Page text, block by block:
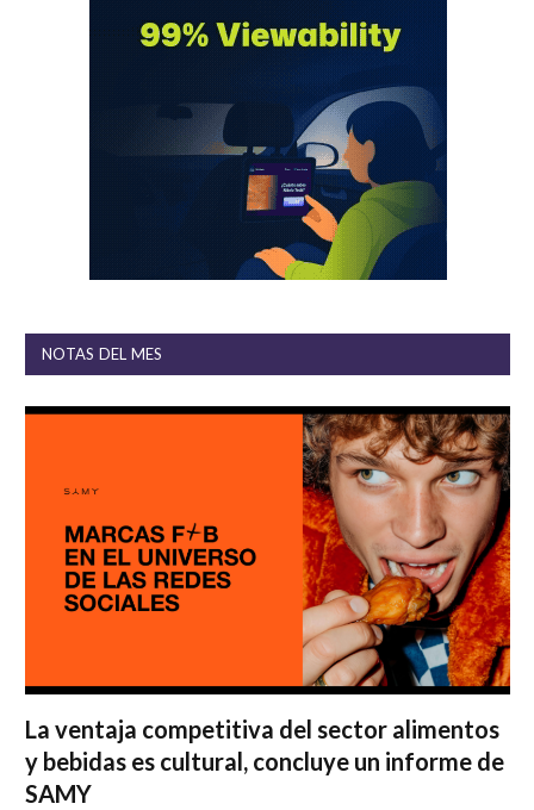
NOTAS DEL MES
La ventaja competitiva del sector alimentos
y bebidas es cultural, concluye un informe de
SAMY